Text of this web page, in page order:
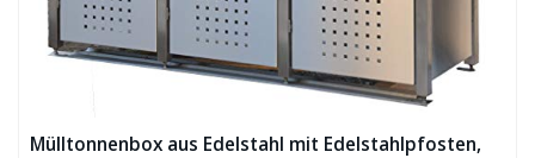
Mülltonnenbox aus Edelstahl mit Edelstahlpfosten,